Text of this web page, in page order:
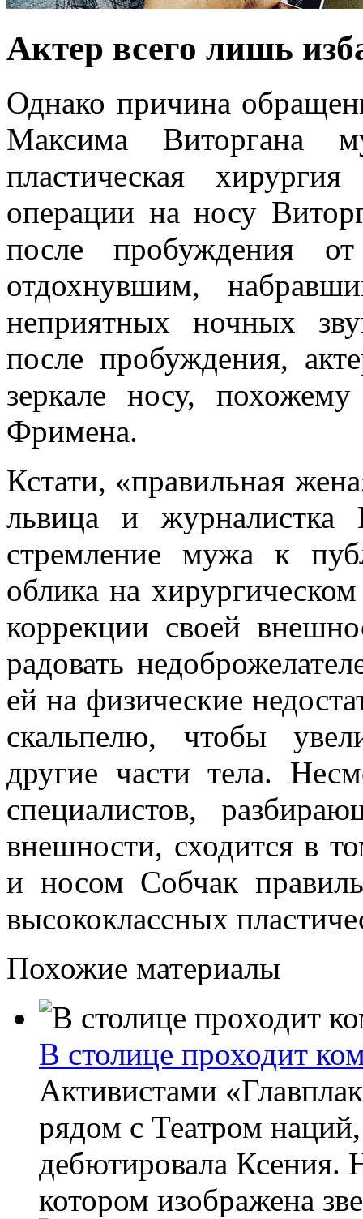
Актер всего лишь
Однако причина
Максима Виторгана
пластическая
операции на носу
после пробуждения
отдохнувшим,
неприятных ночных
после пробуждения,
зеркале носу,
Фримена.
Кстати, «правильная
львица и журналистка
стремление мужа к
облика на
коррекции своей
радовать
ей на физические
скальпелю, чтобы
другие части тела.
специалистов,
внешности, сходится в
и носом Собчак
высококлассных
Похожие материалы
В столице проходит
Активистами
рядом с Театром
дебютировала Ксения.
котором изображена